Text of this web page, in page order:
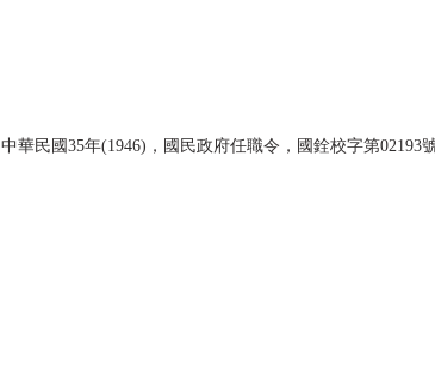
中華民國35年(1946)，國民政府任職令，國銓校字第02193